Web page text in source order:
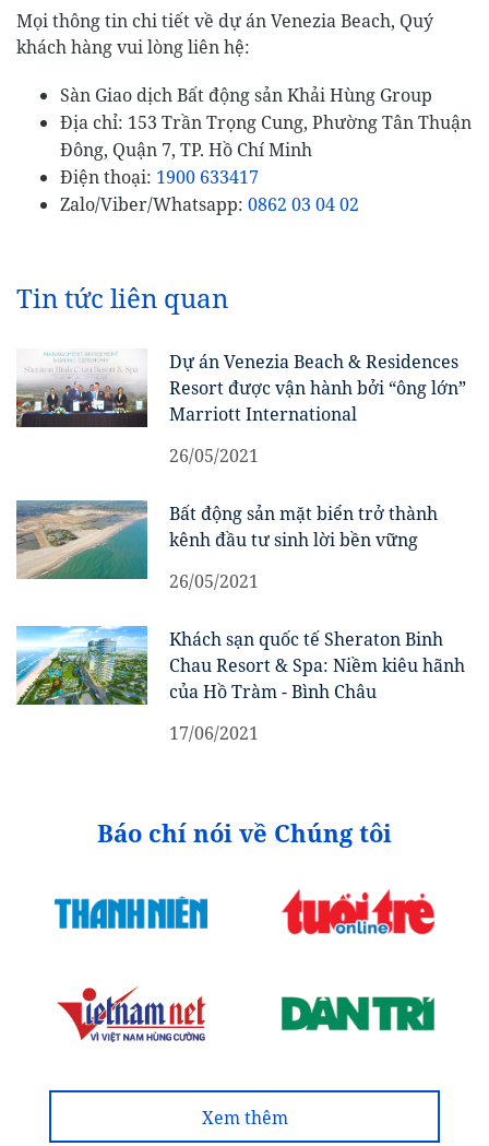
Mọi thông tin chi tiết về dự án Venezia Beach, Quý
khách hàng vui lòng liên hệ:
Sàn Giao dịch Bất động sản Khải Hùng Group
Địa chỉ: 153 Trần Trọng Cung, Phường Tân Thuận
Đông, Quận 7, TP. Hồ Chí Minh
Điện thoại: 1900 633417
Zalo/Viber/Whatsapp: 0862 03 04 02
Tin tức liên quan
Dự án Venezia Beach & Residences
Resort được vận hành bởi “ông lớn”
Marriott International
26/05/2021
Bất động sản mặt biển trở thành
kênh đầu tư sinh lời bền vững
26/05/2021
Khách sạn quốc tế Sheraton Binh
Chau Resort & Spa: Niềm kiêu hãnh
của Hồ Tràm - Bình Châu
17/06/2021
Báo chí nói về Chúng tôi
Xem thêm